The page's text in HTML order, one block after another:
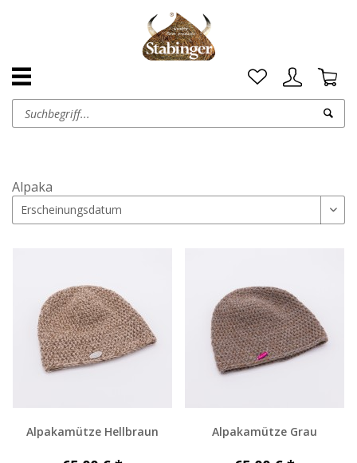
Alpaka
Alpakamütze Hellbraun Alpakamütze Grau